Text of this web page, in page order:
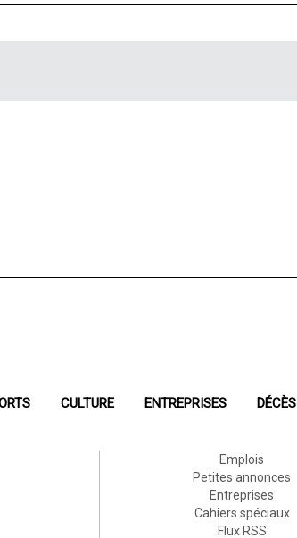
CULTURE ENTREPRISES DÉCÈS
Emplois
Petites annonces
Entreprises
Cahiers spéciaux
Flux RSS